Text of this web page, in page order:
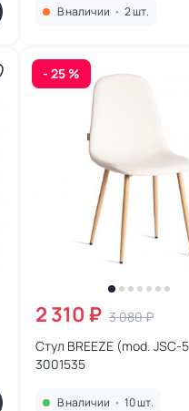
В наличии • 2 шт.
- 25 %
2 310 ₽ 3 080 ₽
Стул BREEZE (mod. JSC-
3001535
В наличии • 10 шт.